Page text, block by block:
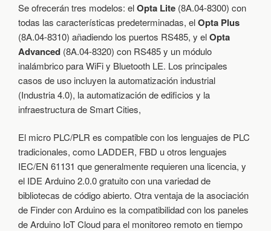
Se ofrecerán tres modelos: elOpta Lite (8A.04-8300) con
todas las características predeterminadas, elOpta Plus
(8A.04-8310) añadiendo los puertos RS485, y elOpta
Advanced (8A.04-8320) con RS485 y un módulo
inalámbrico para WiFi y Bluetooth LE. Los principales
casos de uso incluyen la automatización industrial
(Industria 4.0), la automatización de edificios y la
infraestructura de Smart Cities,
El micro PLC/PLR es compatible con los lenguajes de PLC
tradicionales, como LADDER, FBD u otros lenguajes
IEC/EN 61131 que generalmente requieren una licencia, y
el IDE Arduino 2.0.0 gratuito con una variedad de
bibliotecas de código abierto. Otra ventaja de la asociación
de Finder con Arduino es la compatibilidad con los paneles
de Arduino IoT Cloud para el monitoreo remoto en tiempo